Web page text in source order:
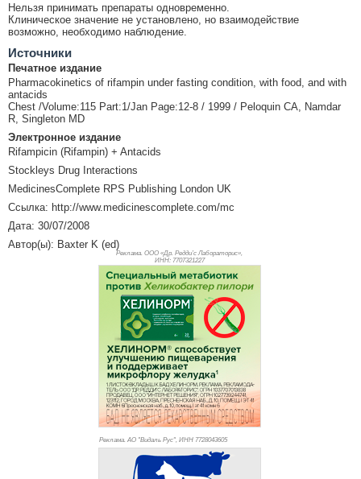
Нельзя принимать препараты одновременно.
Клиническое значение не установлено, но взаимодействие
возможно, необходимо наблюдение.
Источники
Печатное издание
Pharmacokinetics of rifampin under fasting condition, with food, and with
antacids
Chest /Volume:115 Part:1/Jan Page:12-8 / 1999 / Peloquin CA, Namdar
R, Singleton MD
Электронное издание
Rifampicin (Rifampin) + Antacids
Stockleys Drug Interactions
MedicinesComplete RPS Publishing London UK
Ссылка: http://www.medicinescomplete.com/mc
Дата: 30/07/2008
Автор(ы): Baxter K (ed)
Реклама. ООО «Др. Редди’с Лабораторис»,
ИНН: 7707321227
Реклама. АО "Видаль Рус", ИНН 7728043605